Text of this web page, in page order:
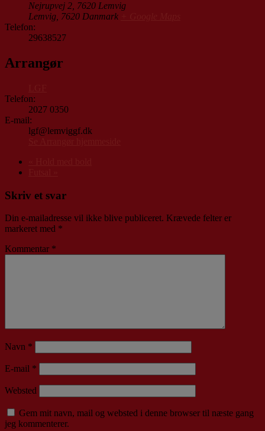
Nejrupvej 2, 7620 Lemvig
Lemvig 7620 Danmark
Telefon:
29638527
Arrangør
Telefon:
2027 0350
E-mail:
lgf@lemviggf.dk
Skriv et svar
Din e-mailadresse vil ikke blive publiceret. Krævede felter er
markeret med *
Kommentar *
Navn *
E-mail *
Websted
Gem mit navn, mail og websted i denne browser til næste gang
jeg kommenterer.